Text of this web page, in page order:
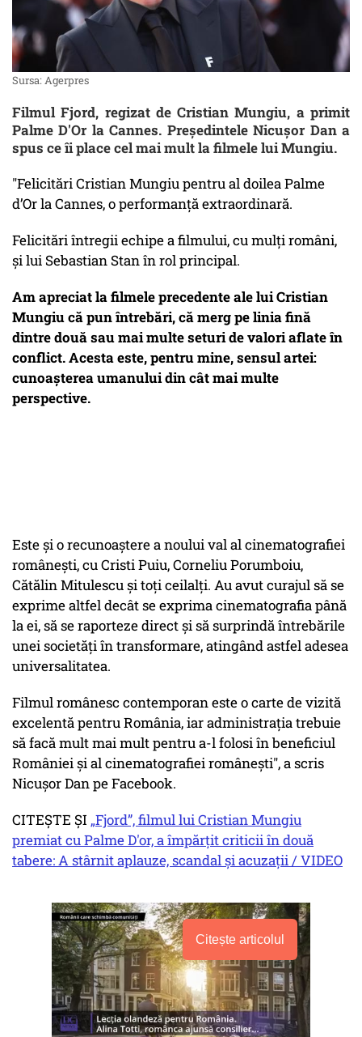
Sursa: Agerpres
Filmul Fjord, regizat de Cristian Mungiu, a primit
Palme D'Or la Cannes. Preşedintele Nicuşor Dan a
spus ce îi place cel mai mult la filmele lui Mungiu.
"Felicitări Cristian Mungiu pentru al doilea Palme
d’Or la Cannes, o performanță extraordinară.
Felicitări întregii echipe a filmului, cu mulți români,
și lui Sebastian Stan în rol principal.
Am apreciat la filmele precedente ale lui Cristian
Mungiu că pun întrebări, că merg pe linia fină
dintre două sau mai multe seturi de valori aflate în
conflict. Acesta este, pentru mine, sensul artei:
cunoașterea umanului din cât mai multe
perspective.
Este și o recunoaștere a noului val al cinematografiei
românești, cu Cristi Puiu, Corneliu Porumboiu,
Cătălin Mitulescu și toți ceilalți. Au avut curajul să se
exprime altfel decât se exprima cinematografia până
la ei, să se raporteze direct și să surprindă întrebările
unei societăți în transformare, atingând astfel adesea
universalitatea.
Filmul românesc contemporan este o carte de vizită
excelentă pentru România, iar administrația trebuie
să facă mult mai mult pentru a-l folosi în beneficiul
României și al cinematografiei românești", a scris
Nicuşor Dan pe Facebook.
CITEŞTE ŞI „Fjord”, filmul lui Cristian Mungiu
premiat cu Palme D'or, a împărțit criticii în două
tabere: A stârnit aplauze, scandal și acuzații / VIDEO
Citește articolul